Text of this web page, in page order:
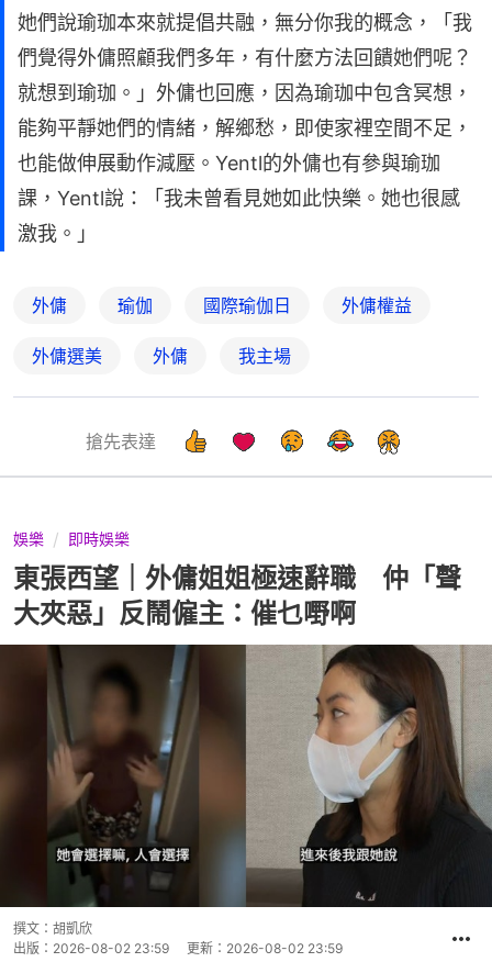
她們說瑜珈本來就提倡共融，無分你我的概念，「我
們覺得外傭照顧我們多年，有什麼方法回饋她們呢？
就想到瑜珈。」外傭也回應，因為瑜珈中包含冥想，
能夠平靜她們的情緒，解鄉愁，即使家裡空間不足，
也能做伸展動作減壓。Yentl的外傭也有參與瑜珈
課，Yentl說：「我未曾看見她如此快樂。她也很感
激我。」
外傭 瑜伽 國際瑜伽日 外傭權益
外傭選美 外傭 我主場
搶先表達
娛樂 即時娛樂
東張西望｜外傭姐姐極速辭職 仲「聲
大夾惡」反鬧僱主：催乜嘢啊
撰文： 胡凱欣
出版： 2026-08-02 23:59 更新： 2026-08-02 23:59